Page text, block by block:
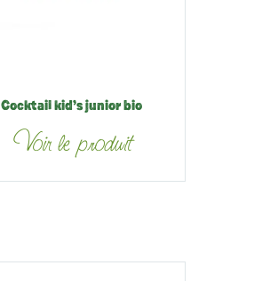
Cocktail kid’s junior bio
Voir le produit